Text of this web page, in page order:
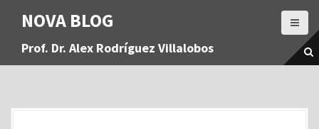
a
NOVA BLOG
Prof. Dr. Alex Rodríguez Villalobos